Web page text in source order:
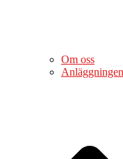
Om oss
Anläggningen